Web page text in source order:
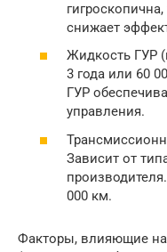
снижает
Жидкость ГУР
3 года или 60
ГУР
управления.
Зависит от
000 км.
Факторы, влияющие на